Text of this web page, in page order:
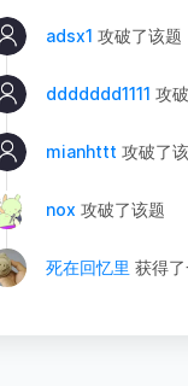
adsx1 攻破了该题
ddddddd1111 攻
mianhttt 攻破了
nox 攻破了该题
死在回忆里 获得了